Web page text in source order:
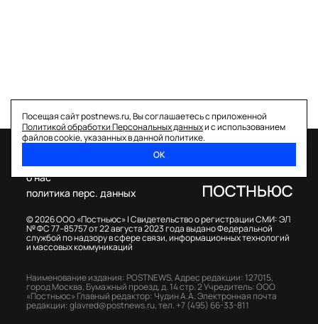
Посещая сайт postnews.ru, Вы соглашаетесь с приложенной
Политикой обработки Персональных данныхи с использованием
файлов cookie, указанных в данной политике.
ОК
© 2026 ООО «Постньюс» |Свидетельство о регистрации СМИ: ЭЛ
№ ФС 77–85757 от 22 августа 2023 года выдано Федеральной
службой по надзору в сфере связи, информационных технологий
и массовых коммуникаций
о нас
политика перс. данных
Наименование издания: POSTNEWS,Адрес редакции: 127015,
город Москва, Бумажный проезд, д. 14 стр. 2Учредитель: ООО
«Постньюс» Главный редактор: Чудин А.А.Электронная почта
редакции:glavred@postnews.ru,тел. +7 (495) 66-33-811